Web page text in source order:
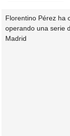
Florentino Pérez ha
operando una serie
Madrid